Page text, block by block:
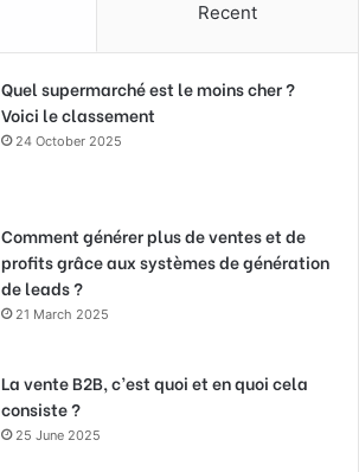
Recent
Quel supermarché est le moins cher ?
Voici le classement
24 October 2025
Comment générer plus de ventes et de
profits grâce aux systèmes de génération
de leads ?
21 March 2025
La vente B2B, c’est quoi et en quoi cela
consiste ?
25 June 2025